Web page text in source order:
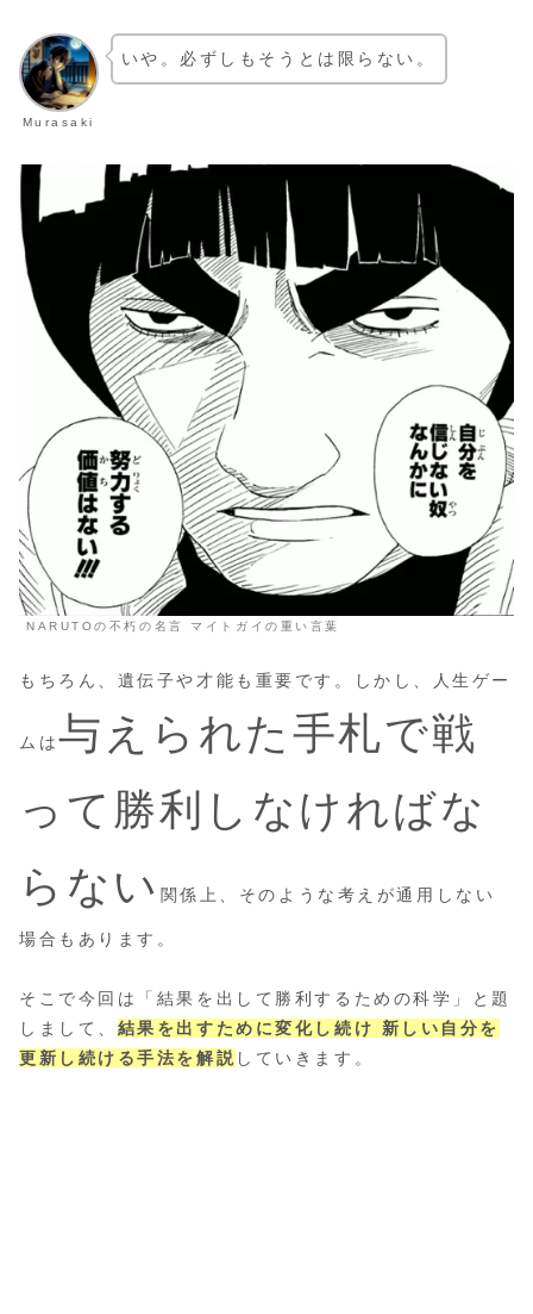
Murasaki
いや。必ずしもそうとは限らない。
NARUTOの不朽の名言 マイトガイの重い言葉
もちろん、遺伝子や才能も重要です。しかし、人生ゲー
ムは与えられた手札で戦
って勝利しなければな
らない 関係上、そのような考えが通用しない
場合もあります。
そこで今回は「結果を出して勝利するための科学」と題
しまして、 結果を出すために変化し続け 新しい自分を
更新し続ける手法を解説 していきます。